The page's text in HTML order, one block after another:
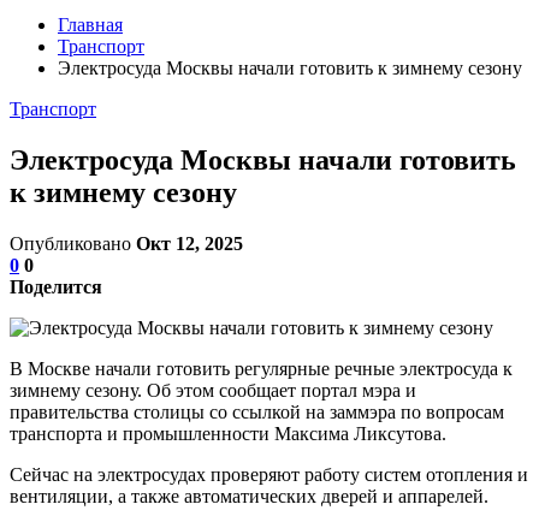
Главная
Транспорт
Электросуда Москвы начали готовить к зимнему сезону
Транспорт
Электросуда Москвы начали готовить
к зимнему сезону
Опубликовано Окт 12, 2025
0 0
Поделится
В Москве начали готовить регулярные речные электросуда к
зимнему сезону. Об этом сообщает портал мэра и
правительства столицы со ссылкой на заммэра по вопросам
транспорта и промышленности Максима Ликсутова.
Сейчас на электросудах проверяют работу систем отопления и
вентиляции, а также автоматических дверей и аппарелей.